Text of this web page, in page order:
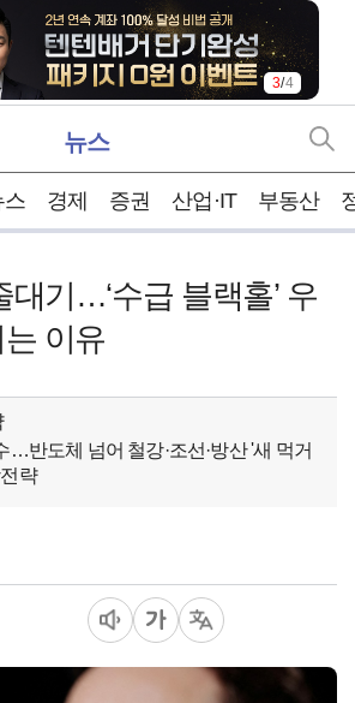
3/4
뉴스
스 경제 증권 산업·IT 부동산
대기…‘수급 블랙홀’ 우
이유
…반도체 넘어 철강·조선·방산 '새 먹거
략